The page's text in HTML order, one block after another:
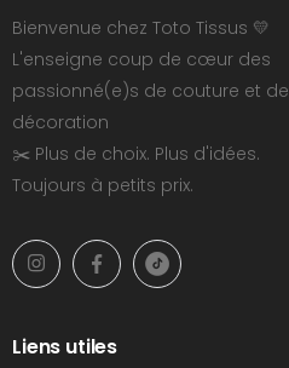
Bienvenue chez Toto Tissus 💛
L'enseigne coup de cœur des
passionné(e)s de couture et de
décoration
✂️ Plus de choix. Plus d'idées.
Toujours à petits prix.
Liens utiles